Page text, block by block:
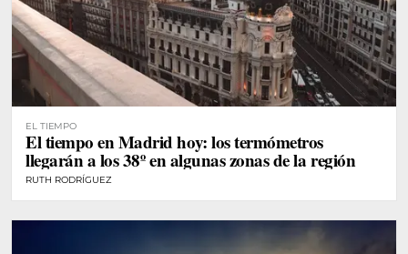
EL TIEMPO
El tiempo en Madrid hoy: los termómetros
llegarán a los 38º en algunas zonas de la región
RUTH RODRÍGUEZ